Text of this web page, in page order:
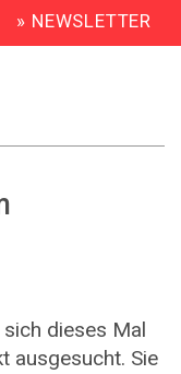
» NEWSLETTER
dieses Mal
ausgesucht. Sie